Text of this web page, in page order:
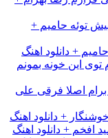
توئه حامیم +
+ دانلود اهنگ
توی این خونه بمونم
برام اصلا فرقی علی
+ دانلود اهنگ
افخم + دانلود اهنگ